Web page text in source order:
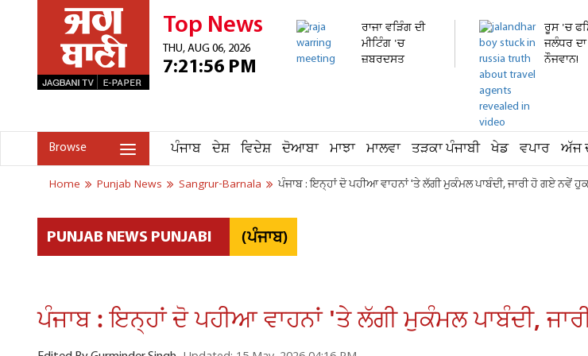
Top News
THU, AUG 06, 2026
7:21:56 PM
ਰਾਜਾ ਵੜਿੰਗ ਦੀ
ਮੀਟਿੰਗ 'ਚ
ਜ਼ਬਰਦਸਤ
ਰੂਸ 'ਚ
ਜਲੰਧਰ ਦਾ
ਨੌਜਵਾਨ!
Browse ਪੰਜਾਬ ਦੇਸ਼ ਵਿਦੇਸ਼ ਦੋਆਬਾ ਮਾਝਾ ਮਾਲਵਾ ਤੜਕਾ ਪੰਜਾਬੀ ਖੇਡ ਵਪਾਰ ਅੱਜ
Home Punjab News Sangrur-Barnala ਪੰਜਾਬ : ਇਨ੍ਹਾਂ ਦੋ ਪਹੀਆ ਵਾਹਨਾਂ 'ਤੇ ਲੱਗੀ ਮੁਕੰਮਲ ਪਾਬੰਦੀ, ਜਾਰੀ ਹੋ ਗਏ ਨਵੇਂ
PUNJAB NEWS PUNJABI (ਪੰਜਾਬ)
ਪੰਜਾਬ : ਇਨ੍ਹਾਂ ਦੋ ਪਹੀਆ ਵਾਹਨਾਂ 'ਤੇ ਲੱਗੀ ਮੁਕੰਮਲ ਪਾਬੰਦੀ,